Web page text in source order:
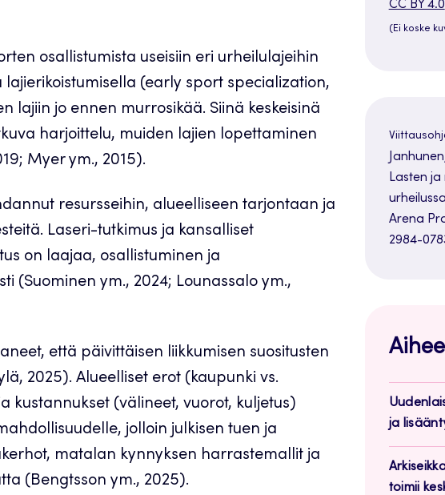
osallistumista useisiin eri urheilulajeihin
(early sport specialization,
lajiin jo ennen murrosikää. Siinä keskeisinä
harjoittelu, muiden lajien lopettaminen
Myer ym., 2015).
resursseihin, alueelliseen tarjontaan ja
Laseri-tutkimus ja kansalliset
on laajaa, osallistuminen ja
(Suominen ym., 2024; Lounassalo ym.,
että päivittäisen liikkumisen suositusten
2025). Alueelliset erot (kaupunki vs.
kustannukset (välineet, vuorot, kuljetus)
jolloin julkisen tuen ja
matalan kynnyksen harrastemallit ja
(Bengtsson ym., 2025).
CC BY 4.0
(Ei koske
Lasten
Arena
2984-
ja
toimii